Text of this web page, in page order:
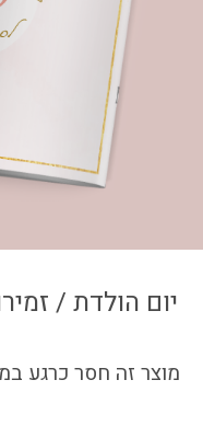
צור קשר
איזור אישי
יום הולדת /
מוצר זה חסר כרגע